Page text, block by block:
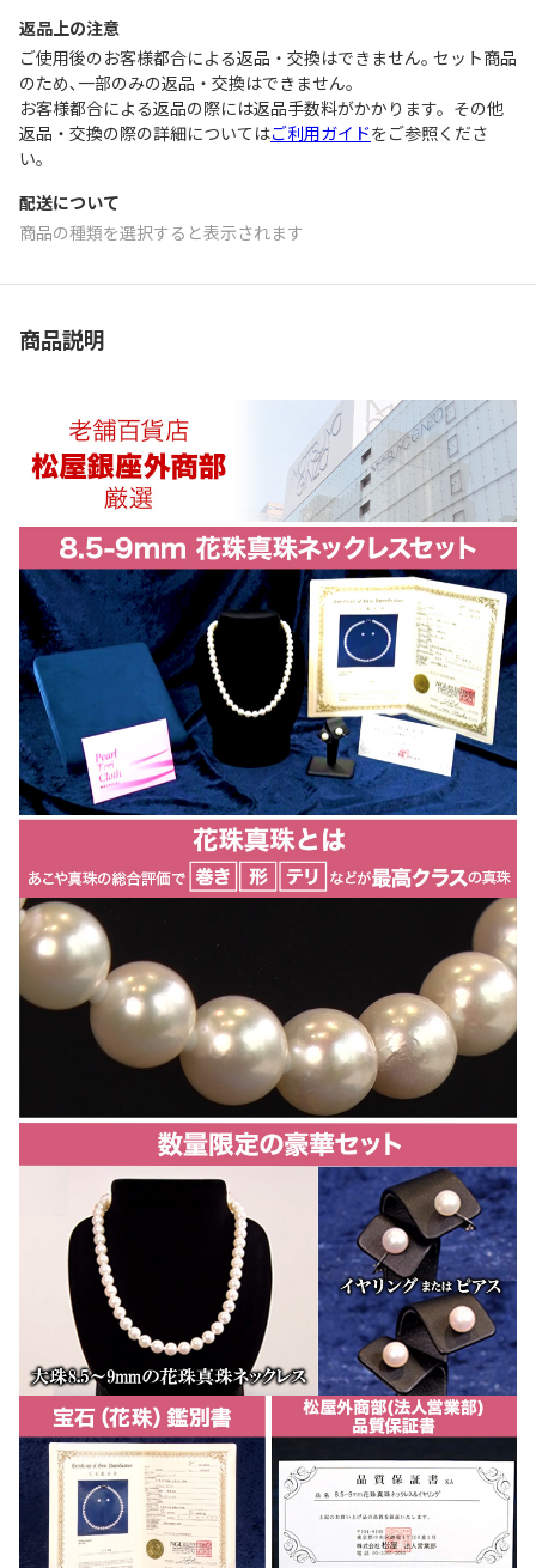
返品上の注意
ご使用後のお客様都合による返品・交換はできません｡ セット商品
のため､一部のみの返品・交換はできません｡
お客様都合による返品の際には返品手数料がかかります。その他
返品・交換の際の詳細についてはご利用ガイドをご参照くださ
い。
配送について
商品の種類を選択すると表示されます
商品説明